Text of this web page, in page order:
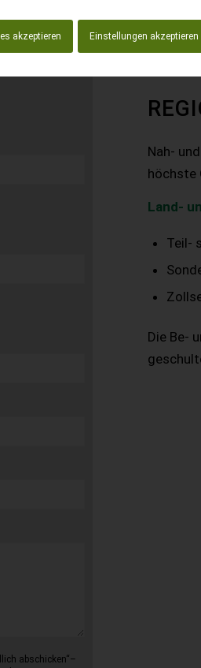
akzeptieren Einstellungen akzeptieren
abschicken“–
Nah-
höchste
Land-
Teil-
Die Be-